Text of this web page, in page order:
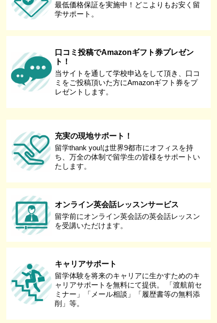
最低価格保証を実施中！どこよりもお安く留
学サポート。
口コミ投稿でAmazonギフト券プレゼン
ト！
当サイトを通して学校申込をして頂き、口コ
ミをご投稿頂いた方にAmazonギフト券をプ
レゼントします。
充実の現地サポート！
留学thank you!は世界9都市にオフィスを持
ち、万全の体制で留学生の皆様をサポートい
たします。
オンライン英会話レッスンサービス
留学前にオンライン英会話の英会話レッスン
を受講いただけます。
キャリアサポート
留学体験を将来のキャリアに生かすためのキ
ャリアサポートを無料にて提供。 「渡航前セ
ミナー」「メール相談」「履歴書等の無料添
削」等。